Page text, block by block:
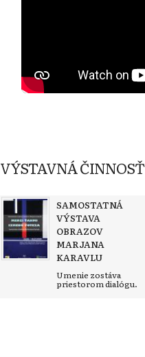
VÝSTAVNÁ ČINNOSŤ
SAMOSTATNÁ
VÝSTAVA
OBRAZOV
MARJANA
KARAVLU
Umenie zostáva
priestorom dialógu.